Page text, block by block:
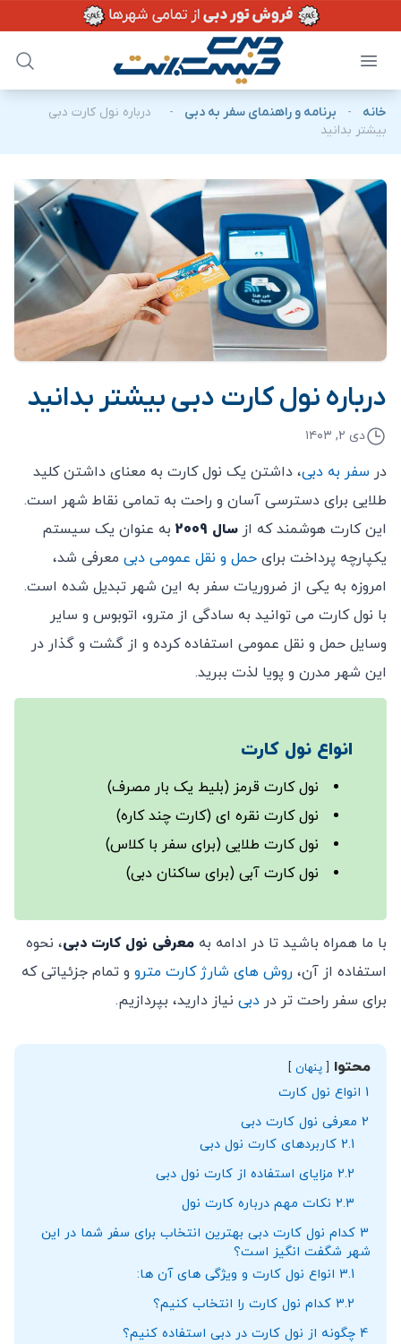
خانه - برنامه و راهنمای سفر به دبی -
درباره نول کارت دبی
بیشتر بدانید
درباره نول کارت دبی بیشتر بدانید
دی ۲, ۱۴۰۳
در سفر به دبی، داشتن یک نول کارت به معنای داشتن کلید
طلایی برای دسترسی آسان و راحت به تمامی نقاط شهر است.
این کارت هوشمند که از سال 2009
به عنوان یک سیستم
یکپارچه پرداخت برای حمل ‌و نقل عمومی دبی معرفی شد،
امروزه به یکی از ضروریات سفر به این شهر تبدیل شده است.
با نول کارت می ‌توانید به سادگی از مترو، اتوبوس و سایر
وسایل حمل‌ و نقل عمومی استفاده کرده و از گشت ‌و گذار در
این شهر مدرن و پویا لذت ببرید.
انواع نول کارت
نول کارت قرمز (بلیط یک ‌بار مصرف)
نول کارت نقره ‌ای (کارت چند کاره)
نول کارت طلایی (برای سفر با کلاس)
نول کارت آبی (برای ساکنان دبی)
با ما همراه باشید تا در ادامه به معرفی نول کارت دبی، نحوه
استفاده از آن، روش ‌های شارژ کارت مترو و تمام جزئیاتی که
برای سفر راحت ‌تر در دبی نیاز دارید، بپردازیم.
محتوا پنهان
1 انواع نول کارت
2 معرفی نول کارت دبی
2.1 کاربردهای کارت نول دبی
2.2 مزایای استفاده از کارت نول دبی
2.3 نکات مهم درباره کارت نول
3 کدام نول کارت دبی بهترین انتخاب برای سفر شما در این
شهر شگفت ‌انگیز است؟
3.1 انواع نول کارت و ویژگی ‌های آن ‌ها:
3.2 کدام نول کارت را انتخاب کنیم؟
4 چگونه از نول کارت در دبی استفاده کنیم؟